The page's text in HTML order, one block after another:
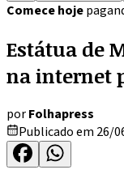
Comece hoje
Estátua de
na internet
porFolhapress
Publicado em 26/